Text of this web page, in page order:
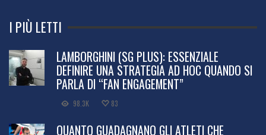
I PIÙ LETTI
LAMBORGHINI (SG PLUS): ESSENZIALE
DEFINIRE UNA STRATEGIA AD HOC QUANDO SI
PARLA DI “FAN ENGAGEMENT”
98.3K 83
QUANTO GUADAGNANO GLI ATLETI CHE